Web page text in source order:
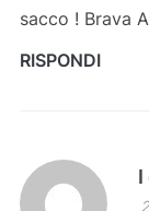
sacco ! Brava
RISPONDI
I